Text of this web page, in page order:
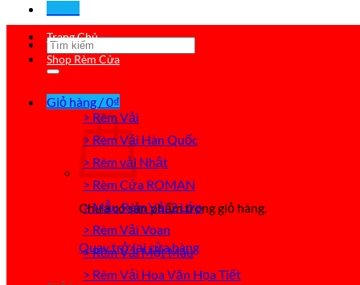
Tìm
kiếm:
Giỏ hàng /0₫
Chưa có sản phẩm trong giỏ hàng.
Quay trở lại cửa hàng
Trang Chủ
Shop Rèm Cửa
> Rèm Vải
> Rèm Vải Hàn Quốc
> Rèm vải Nhật
> Rèm Cửa ROMAN
> Mẫu Rèm Vải 2 Lớp
> Rèm Vải Voan
> Rèm Vải Một Màu
> Rèm Vải Hoa Văn Họa Tiết